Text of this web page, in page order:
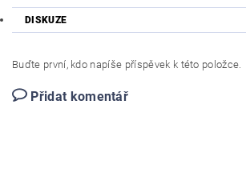
DISKUZE
Buďte první, kdo napíše příspěvek k této položce.
Přidat komentář